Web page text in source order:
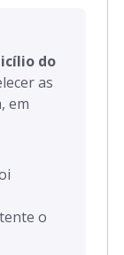
do
as
em
o